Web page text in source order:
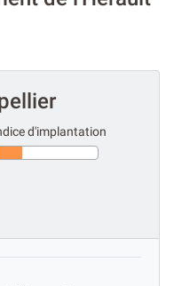
d'implantation